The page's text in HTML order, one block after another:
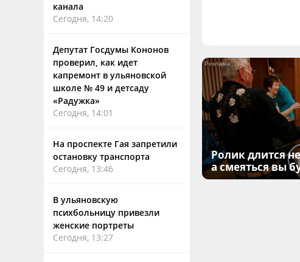
канала
Сегодня, 14:20
Депутат Госдумы Кононов
проверил, как идет
капремонт в ульяновской
школе № 49 и детсаду
«Радужка»
Сегодня, 14:01
На проспекте Гая запретили
остановку транспорта
Сегодня, 13:46
В ульяновскую
психбольницу привезли
женские портреты
Сегодня, 13:27
Ролик длится
а смеяться вы